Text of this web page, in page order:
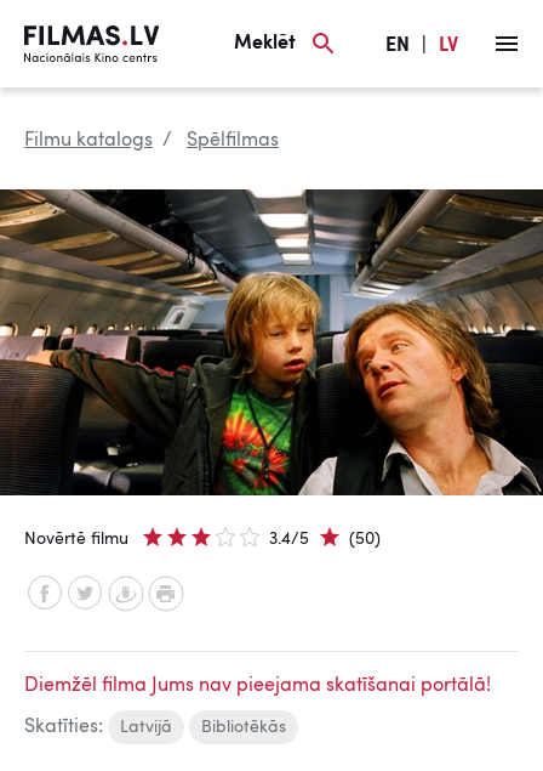
Meklēt EN LV
Filmu katalogs Spēlfilmas
Novērtē filmu 3.4/5 (50)
Diemžēl filma Jums nav pieejama skatīšanai portālā!
Skatīties: Latvijā Bibliotēkās